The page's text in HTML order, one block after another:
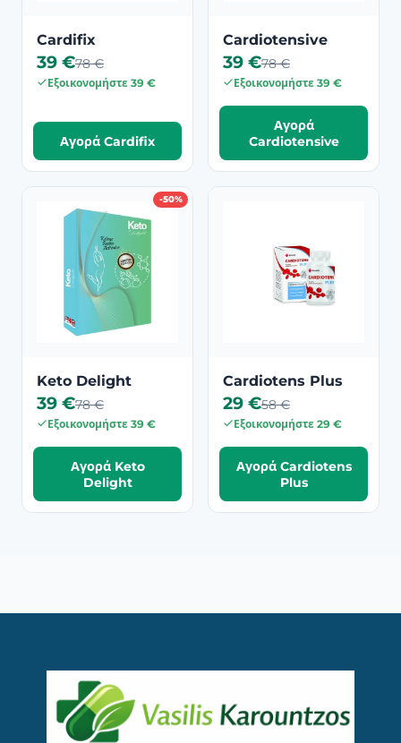
Cardifix
39 €78 €
Εξοικονομήστε 39 €
Αγορά Cardifix
Cardiotensive
39 €78 €
Εξοικονομήστε 39 €
Αγορά
Cardiotensive
-50%
Keto Delight
39 €78 €
Εξοικονομήστε 39 €
Αγορά Keto
Delight
Cardiotens Plus
29 €58 €
Εξοικονομήστε 29 €
Αγορά Cardiotens
Plus